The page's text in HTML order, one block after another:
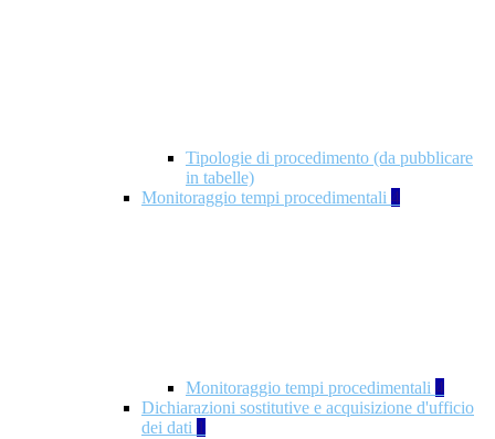
Tipologie di procedimento (da pubblicare
in tabelle)
Monitoraggio tempi procedimentali 4
Monitoraggio tempi procedimentali 4
Dichiarazioni sostitutive e acquisizione d'ufficio
dei dati 1